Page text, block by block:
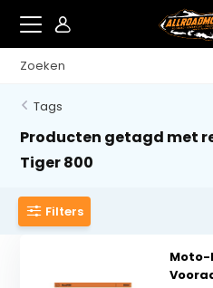
Tags
Producten getagd met
Tiger 800
Filters
Moto-